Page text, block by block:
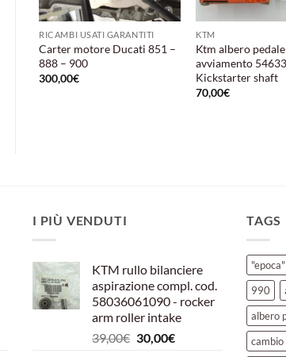
RICAMBI USATI GARANTITI
Carter motore Ducati 851 –
888 – 900
300,00€
KTM
Ktm albero pedale
avviamento
Kickstarter shaft
70,00€
I PIÙ VENDUTI
KTM rullo bilanciere
aspirazione compl. cod.
58036061090 - rocker
arm roller intake
39,00€ Il
30,00€Il
TAGS
"epoca"
990
albero
cambio